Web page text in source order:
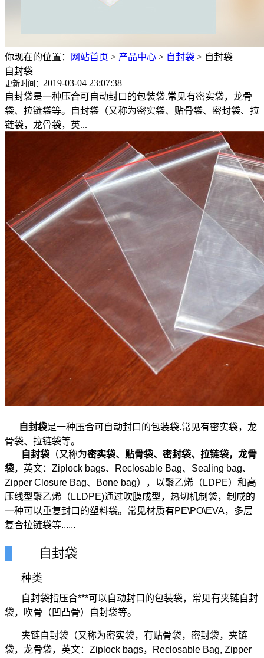
你现在的位置： 网站首页 > 产品中心 > 自封袋 > 自封袋
自封袋
更新时间： 2019-03-04 23:07:38
自封袋是一种压合可自动封口的包装袋.常见有密实袋，龙骨
袋、拉链袋等。自封袋（又称为密实袋、贴骨袋、密封袋、拉
链袋，龙骨袋，英...
自封袋是一种压合可自动封口的包装袋.常见有密实袋，龙
骨袋、拉链袋等。
自封袋 （又称为密实袋、贴骨袋、 密封袋、 拉链袋，龙骨
袋，英文：Ziplock bags、Reclosable Bag、Sealing bag、
Zipper Closure Bag、Bone bag），以聚乙烯（LDPE）和高
压线型聚乙烯（LLDPE)通过吹膜成型，热切机制袋，制成的
一种可以重复封口的塑料袋。常见材质有PE\PO\EVA，多层
复合拉链袋等......
自封袋
种类
自封袋指压合***可以自动封口的包装袋，常见有夹链自封
袋，吹骨（凹凸骨）自封袋等。
夹链自封袋（又称为密实袋，有贴骨袋，密封袋，夹链
袋，龙骨袋，英文：Ziplock bags，Reclosable Bag, Zipper